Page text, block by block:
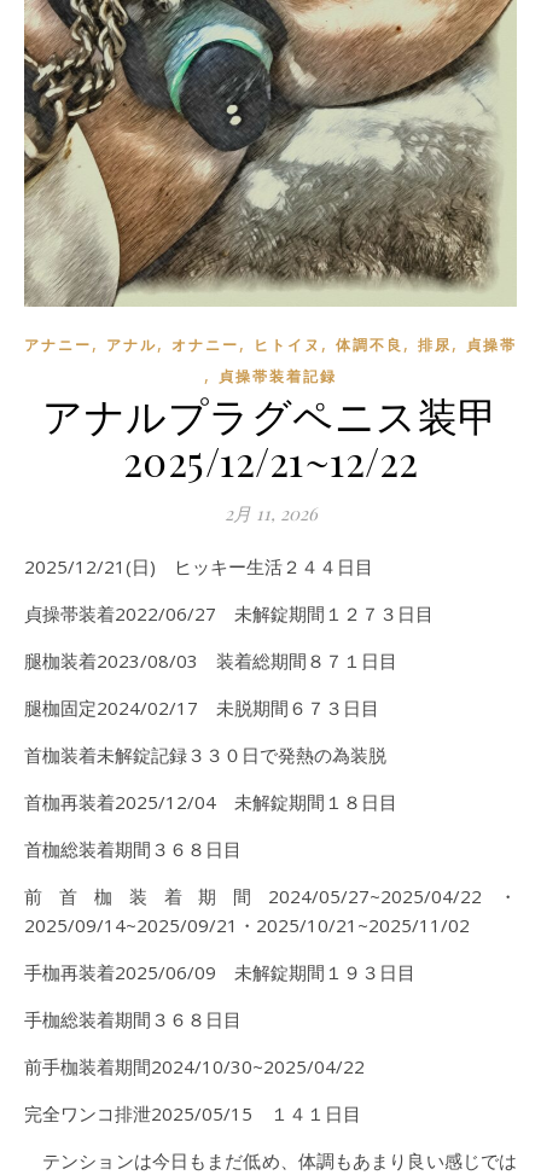
アナニー, アナル, オナニー, ヒトイヌ , 体調不良, 排尿, 貞操帯
, 貞操帯装着記録
アナルプラグペニス装甲
2025/12/21~12/22
2月 11, 2026
2025/12/21(日) ヒッキー生活２４４日目
貞操帯装着2022/06/27 未解錠期間１２７３日目
腿枷装着2023/08/03 装着総期間８７１日目
腿枷固定2024/02/17 未脱期間６７３日目
首枷装着未解錠記録３３０日で発熱の為装脱
首枷再装着2025/12/04 未解錠期間１８日目
首枷総装着期間３６８日目
前首枷装着期間2024/05/27~2025/04/22・
2025/09/14~2025/09/21・2025/10/21~2025/11/02
手枷再装着2025/06/09 未解錠期間１９３日目
手枷総装着期間３６８日目
前手枷装着期間2024/10/30~2025/04/22
完全ワンコ排泄2025/05/15 １４１日目
テンションは今日もまだ低め、体調もあまり良い感じでは